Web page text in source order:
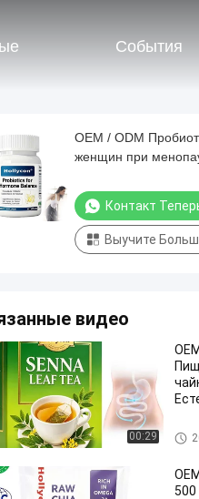
События
OEM / ODM
женщин при
Пробиотики
гормонального
потливости,
здоровья
Контакт
Выучите
видео
00:29
500